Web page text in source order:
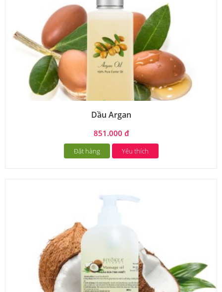
Dầu Argan
851.000 đ
Đặt hàng Yêu thích